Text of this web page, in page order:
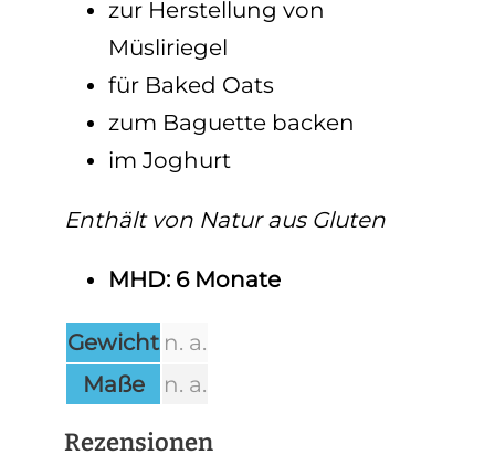
zur Herstellung von
Müsliriegel
für Baked Oats
zum Baguette backen
im Joghurt
Enthält von Natur aus Gluten
MHD: 6 Monate
Gewicht n. a.
Maße
n. a.
Rezensionen